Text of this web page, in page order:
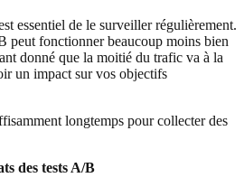
essentiel de le surveiller régulièrement.
peut fonctionner beaucoup moins bien
donné que la moitié du trafic va à la
un impact sur vos objectifs
longtemps pour collecter des
des tests A/B